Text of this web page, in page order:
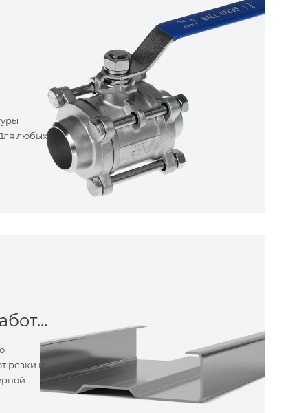
любых
Металлообработка
резки и